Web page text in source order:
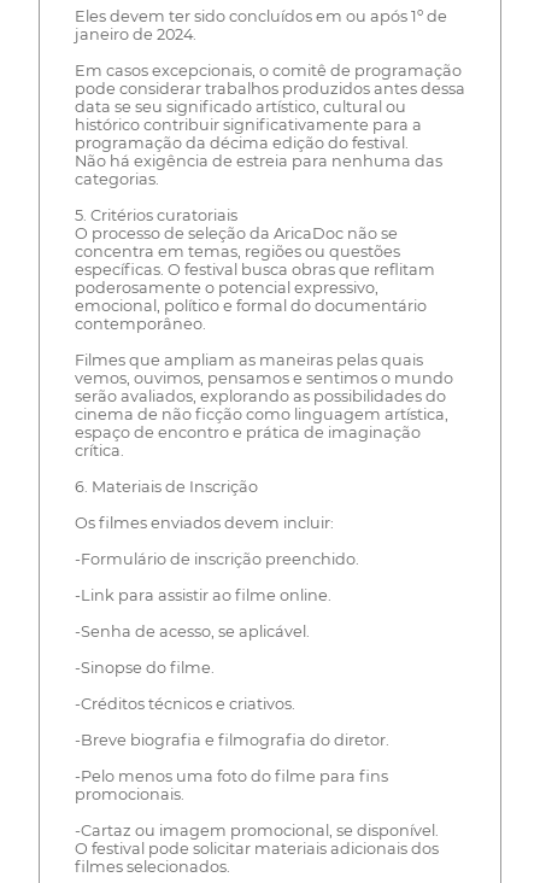
Eles devem ter sido concluídos em ou após 1º de
janeiro de 2024.
Em casos excepcionais, o comitê de programação
pode considerar trabalhos produzidos antes dessa
data se seu significado artístico, cultural ou
histórico contribuir significativamente para a
programação da décima edição do festival.
Não há exigência de estreia para nenhuma das
categorias.
5. Critérios curatoriais
O processo de seleção da AricaDoc não se
concentra em temas, regiões ou questões
específicas. O festival busca obras que reflitam
poderosamente o potencial expressivo,
emocional, político e formal do documentário
contemporâneo.
Filmes que ampliam as maneiras pelas quais
vemos, ouvimos, pensamos e sentimos o mundo
serão avaliados, explorando as possibilidades do
cinema de não ficção como linguagem artística,
espaço de encontro e prática de imaginação
crítica.
6. Materiais de Inscrição
Os filmes enviados devem incluir:
-Formulário de inscrição preenchido.
-Link para assistir ao filme online.
-Senha de acesso, se aplicável.
-Sinopse do filme.
-Créditos técnicos e criativos.
-Breve biografia e filmografia do diretor.
-Pelo menos uma foto do filme para fins
promocionais.
-Cartaz ou imagem promocional, se disponível.
O festival pode solicitar materiais adicionais dos
filmes selecionados.